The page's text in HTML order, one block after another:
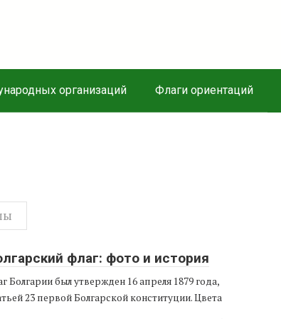
организаций Флаги ориентаций
флаг: фото и история
Болгарии был утвержден 16 апреля 1879 года,
23 первой Болгарской конституции. Цвета